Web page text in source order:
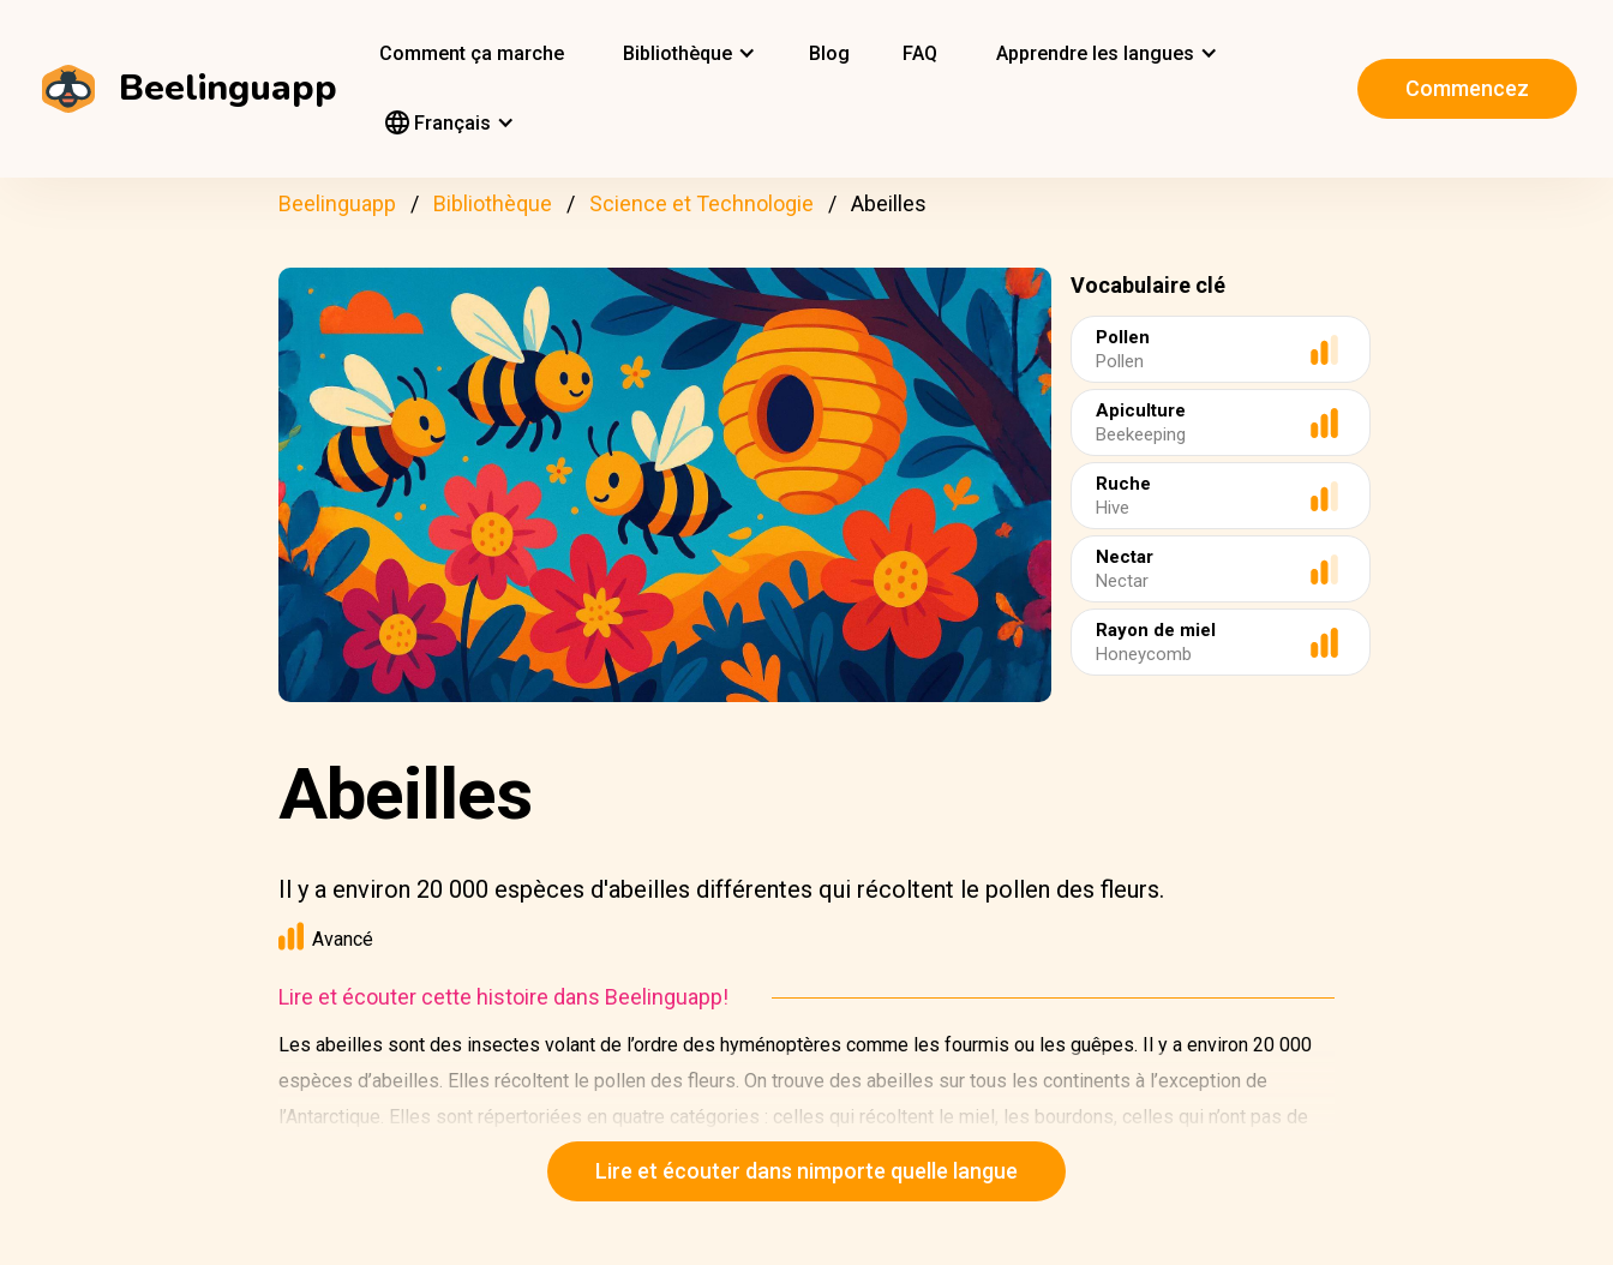
Beelinguapp
Comment ça marche Bibliothèque Blog FAQ Apprendre les langues
Français
Commencez
Beelinguapp Bibliothèque Science et Technologie Abeilles
Vocabulaire clé
Pollen
Pollen
Apiculture
Beekeeping
Ruche
Hive
Nectar
Nectar
Rayon de miel
Honeycomb
Abeilles
Il y a environ 20 000 espèces d'abeilles différentes qui récoltent le pollen des fleurs.
Avancé
Lire et écouter cette histoire dans Beelinguapp!
Les abeilles sont des insectes volant de l’ordre des hyménoptères comme les fourmis ou les guêpes. Il y a environ 20 000
espèces d’abeilles. Elles récoltent le pollen des fleurs. On trouve des abeilles sur tous les continents à l’exception de
l’Antarctique. Elles sont répertoriées en quatre catégories : celles qui récoltent le miel, les bourdons, celles qui n’ont pas de
dard et les abeilles solitaires. L’abeille à miel d’Europe est exploitée pour son miel par les hommes. S’occuper d’abeilles pour
leur miel s’appelle l’élevage d’abeilles ou l’apiculture.
Lire et écouter dans nimporte quelle langue